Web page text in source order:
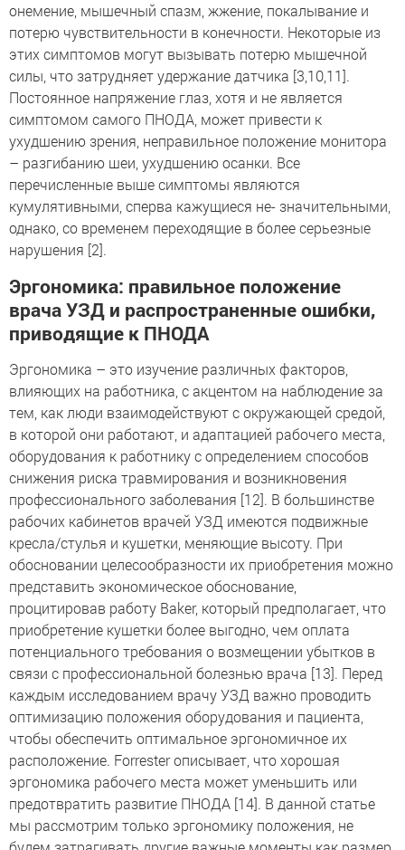
онемение, мышечный спазм, жжение, покалывание и
потерю чувствительности в конечности. Некоторые из
этих симптомов могут вызывать потерю мышечной
силы, что затрудняет удержание датчика [3,10,11].
Постоянное напряжение глаз, хотя и не является
симптомом самого ПНОДА, может привести к
ухудшению зрения, неправильное положение монитора
– разгибанию шеи, ухудшению осанки. Все
перечисленные выше симптомы являются
кумулятивными, сперва кажущиеся не- значительными,
однако, со временем переходящие в более серьезные
нарушения [2].
Эргономика: правильное положение
врача УЗД и распространенные ошибки,
приводящие к ПНОДА
Эргономика – это изучение различных факторов,
влияющих на работника, с акцентом на наблюдение за
тем, как люди взаимодействуют с окружающей средой,
в которой они работают, и адаптацией рабочего места,
оборудования к работнику с определением способов
снижения риска травмирования и возникновения
профессионального заболевания [12]. В большинстве
рабочих кабинетов врачей УЗД имеются подвижные
кресла/стулья и кушетки, меняющие высоту. При
обосновании целесообразности их приобретения можно
представить экономическое обоснование,
процитировав работу Baker, который предполагает, что
приобретение кушетки более выгодно, чем оплата
потенциального требования о возмещении убытков в
связи с профессиональной болезнью врача [13]. Перед
каждым исследованием врачу УЗД важно проводить
оптимизацию положения оборудования и пациента,
чтобы обеспечить оптимальное эргономичное их
расположение. Forrester описывает, что хорошая
эргономика рабочего места может уменьшить или
предотвратить развитие ПНОДА [14]. В данной статье
мы рассмотрим только эргономику положения, не